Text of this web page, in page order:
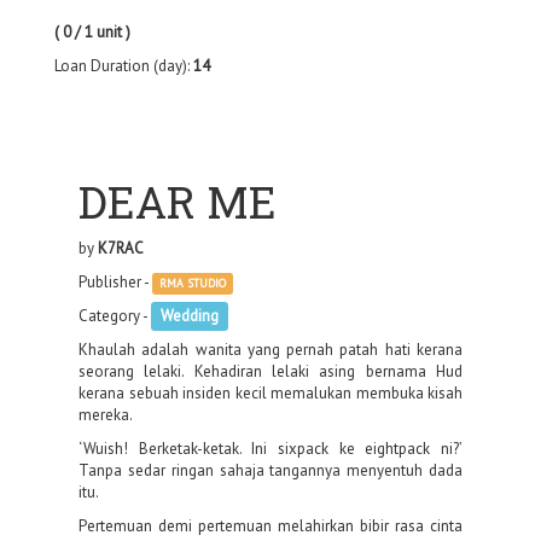
( 0 / 1 unit )
Loan Duration (day):14
DEAR ME
by K7RAC
Publisher -
RMA STUDIO
Category -
Wedding
Khaulah adalah wanita yang pernah patah hati kerana
seorang lelaki. Kehadiran lelaki asing bernama Hud
kerana sebuah insiden kecil memalukan membuka kisah
mereka.
‘Wuish! Berketak-ketak. Ini sixpack ke eightpack ni?’
Tanpa sedar ringan sahaja tangannya menyentuh dada
itu.
Pertemuan demi pertemuan melahirkan bibir rasa cinta